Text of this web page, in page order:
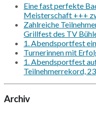
Eine fast perfekte
Meisterschaft +++
Zahlreiche
Grillfest des TV
1. Abendsportfest
Turnerinnen mit
1. Abendsportfest
Teilnehmerrekord,
Archiv